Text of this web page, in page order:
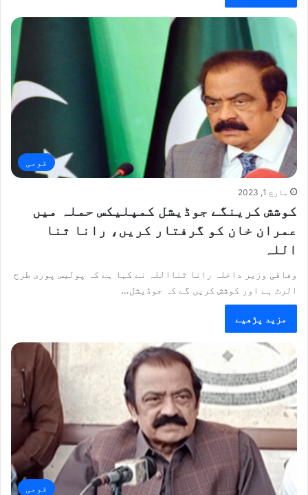
قومی
مارچ 1, 2023
کوشش کرینگے جوڈیشل کمپلیکس حملہ میں
عمران خان کو گرفتار کریں، رانا ثنا
اللہ
وفاقی وزیر داخلہ رانا ثنااللہ نے کہا ہے کہ پولیس پوری طرح
الرٹ ہے اور کوشش کریں گے کہ جوڈیشل…
مزید پڑھیے
قومی